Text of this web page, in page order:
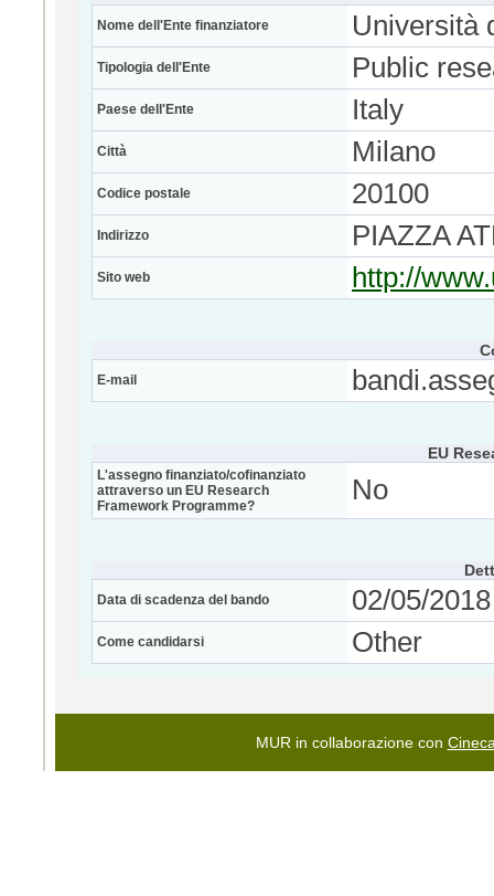
Nome dell'Ente finanziatore Università
Tipologia dell'Ente Public
Paese dell'Ente Italy
Città Milano
Codice postale 20100
Indirizzo PIAZZA
Sito web http://
E-mail
EU
L'assegno finanziato/cofinanziato
attraverso un EU Research
Framework Programme?
No
Data di scadenza del bando 02/05/
Come candidarsi Other
MUR in collaborazione con